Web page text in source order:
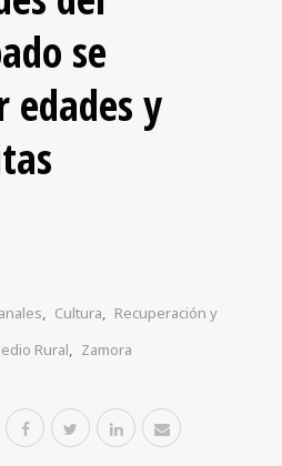
se
y
, Cultura, Recuperación y
Rural, Zamora